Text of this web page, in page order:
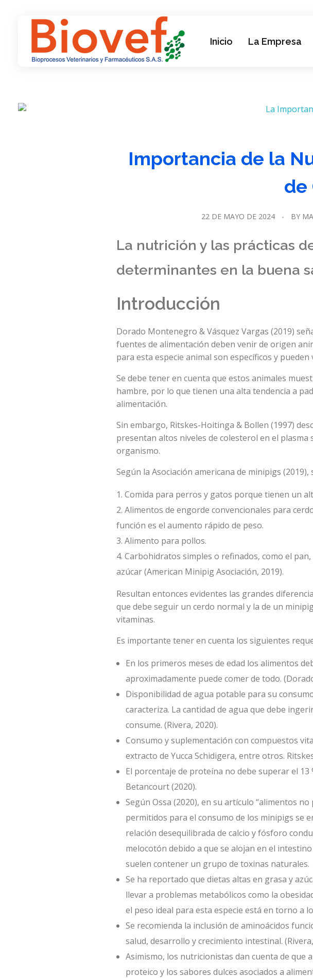
Inicio La Empresa
Importancia de la
de
22 DE MAYO DE 2024 BY
La nutrición y las prácticas
determinantes en la buena
Introducción
Dorado Montenegro & Vásquez Vargas (2019)
fuentes de alimentación deben venir de origen
para esta especie animal son específicos y
Se debe tener en cuenta que estos animales
hambre, por lo que tienen una alta tendencia a
alimentación.
Sin embargo, Ritskes-Hoitinga & Bollen (1997)
presentan altos niveles de colesterol en el
organismo.
Según la Asociación americana de minipigs
Comida para perros y gatos porque tienen un
Alimentos de engorde convencionales para
función es el aumento rápido de peso.
Alimento para pollos.
Carbohidratos simples o refinados, como el
azúcar (American Minipig Asociación, 2019).
Resultan entonces evidentes las grandes
que debe seguir un cerdo normal y la de un
vitaminas.
Es importante tener en cuenta los siguientes
En los primeros meses de edad los alimentos
aproximadamente puede comer de todo.
Disponibilidad de agua potable para su
caracteriza. La cantidad de agua que debe
consume. (Rivera, 2020).
Consumo y suplementación con compuestos
extracto de Yucca Schidigera, entre otros.
El porcentaje de proteína no debe superar el 13
Betancourt (2020).
Según Ossa (2020), en su artículo “alimentos
permitidos para el consumo de los minipigs se
relación desequilibrada de calcio y fósforo
melocotón debido a que se alojan en el
suelen contener un grupo de toxinas naturales.
Se ha reportado que dietas altas en grasa y
llevar a problemas metabólicos como la
el peso ideal para esta especie está en torno a
Se recomienda la inclusión de aminoácidos
salud, desarrollo y crecimiento intestinal.
Asimismo, los nutricionistas dan cuenta de que
proteico y los sabores dulces asociados a